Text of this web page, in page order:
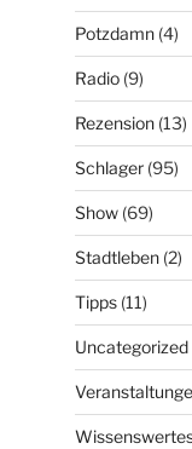
Potzdamn(4)
Radio(9)
Rezension(13)
Schlager(95)
Show(69)
Stadtleben(2)
Tipps(11)
Uncategorized